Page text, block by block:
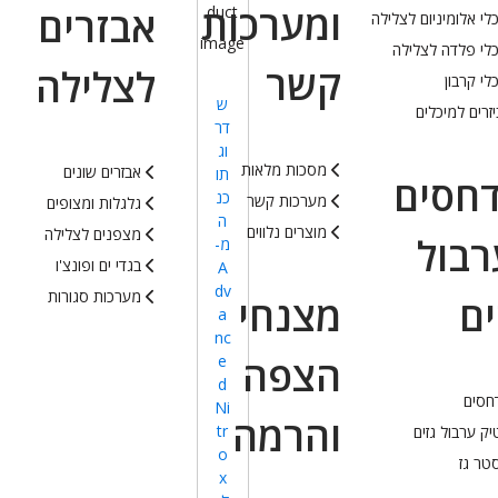
אלומיניום לצלילה
פלדה לצלילה
קרבון
למיכלים
ערבול גזים
גז
ומערכות
קשר
מסכות מלאות
מערכות קשר
מוצרים נלווים
מצנחי
הצפה
והרמה
אבזרים
לצלילה
אבזרים שונים
גלגלות ומצופים
מצפנים לצלילה
בגדי ים ופונצ'ו
מערכות סגורות
ש
דר
וג
תו
כנ
ה
מ-
A
dv
a
nc
e
d
Ni
tr
o
x